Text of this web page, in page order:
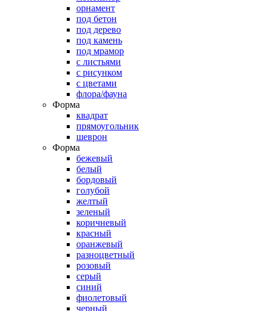
орнамент
под бетон
под дерево
под камень
под мрамор
с листьями
с рисунком
с цветами
флора/фауна
Форма
квадрат
прямоугольник
шеврон
Форма
бежевый
белый
бордовый
голубой
желтый
зеленый
коричневый
красный
оранжевый
разноцветный
розовый
серый
синий
фиолетовый
черный